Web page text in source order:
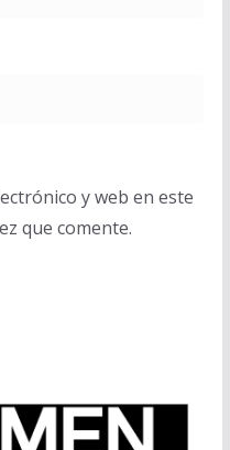
y web en este
que comente.